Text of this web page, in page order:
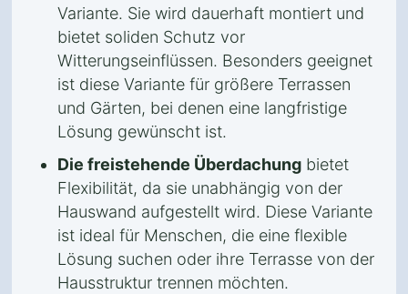
Variante. Sie wird dauerhaft montiert und
bietet soliden Schutz vor
Witterungseinflüssen. Besonders geeignet
ist diese Variante für größere Terrassen
und Gärten, bei denen eine langfristige
Lösung gewünscht ist.
Die freistehende Überdachung bietet
Flexibilität, da sie unabhängig von der
Hauswand aufgestellt wird. Diese Variante
ist ideal für Menschen, die eine flexible
Lösung suchen oder ihre Terrasse von der
Hausstruktur trennen möchten.